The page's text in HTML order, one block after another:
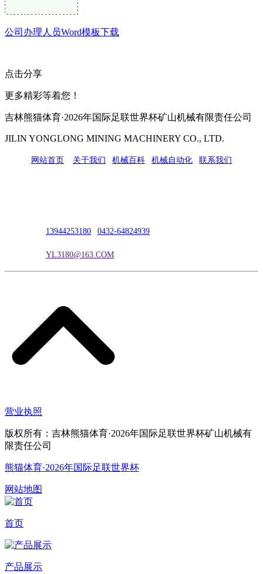
公司办理人员Word模板下载
点击分享
更多精彩等着您！
吉林熊猫体育·2026年国际足联世界杯矿山机械有限责任公司
JILIN YONGLONG MINING MACHINERY CO., LTD.
网站首页 关于我们 机械百科 机械自动化 联系我们
13944253180 0432-64824939
YL3180@163.COM
营业执照
版权所有：吉林熊猫体育·2026年国际足联世界杯矿山机械有
限责任公司
熊猫体育·2026年国际足联世界杯
网站地图
首页
产品展示